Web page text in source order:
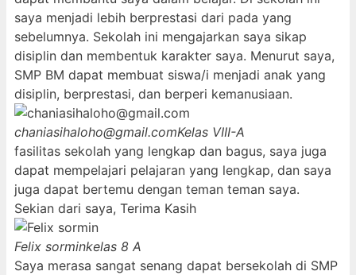
saya menjadi lebih berprestasi dari pada yang
sebelumnya. Sekolah ini mengajarkan saya sikap
disiplin dan membentuk karakter saya. Menurut saya,
SMP BM dapat membuat siswa/i menjadi anak yang
disiplin, berprestasi, dan berperi kemanusiaan.
chaniasihaloho@gmail.comKelas VIII-A
fasilitas sekolah yang lengkap dan bagus, saya juga
dapat mempelajari pelajaran yang lengkap, dan saya
juga dapat bertemu dengan teman teman saya.
Sekian dari saya, Terima Kasih
Felix sorminkelas 8 A
Saya merasa sangat senang dapat bersekolah di SMP